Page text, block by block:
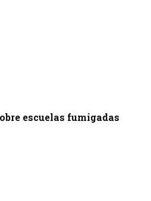
escuelas fumigadas